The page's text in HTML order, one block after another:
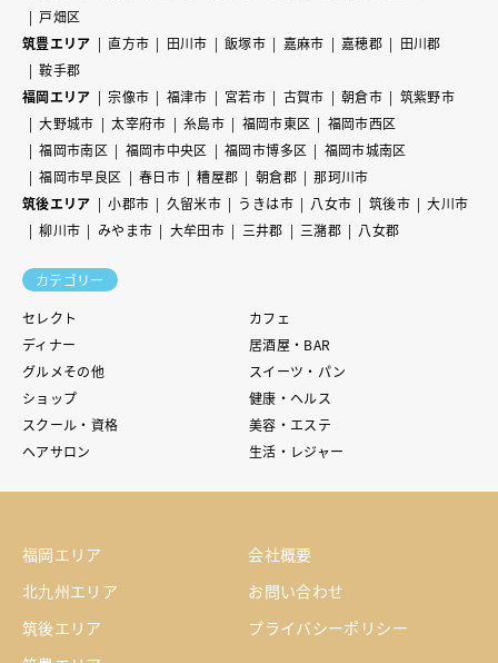
戸畑区
筑豊エリア
直方市 田川市 飯塚市 嘉麻市 嘉穂郡
田川郡
鞍手郡
福岡エリア
宗像市 福津市 宮若市 古賀市 朝倉市
筑紫野市
大野城市
太宰府市 糸島市 福岡市東区
福岡市西区
福岡市南区
福岡市中央区 福岡市博多区
福岡市城南区
福岡市早良区
春日市 糟屋郡 朝倉郡
那珂川市
筑後エリア
小郡市 久留米市 うきは市 八女市 筑後市
大川市
柳川市
みやま市 大牟田市 三井郡 三潴郡 八女郡
カテゴリー
セレクト
カフェ
ディナー
居酒屋・BAR
グルメその他
スイーツ・パン
ショップ
健康・ヘルス
スクール・資格
美容・エステ
ヘアサロン
生活・レジャー
福岡エリア
北九州エリア
筑後エリア
会社概要
お問い合わせ
プライバシーポリシー